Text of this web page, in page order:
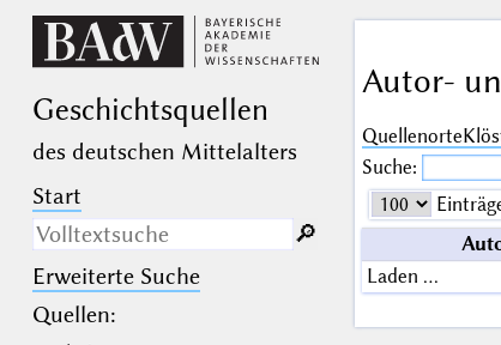
Geschichts­quellen
des deutschen Mittelalters
Start
Nur in Beschreibungs­texten
suchen
🔎︎
Erweiterte Suche
Quellen:
Autor-
Quellenorte
Suche:
Laden …